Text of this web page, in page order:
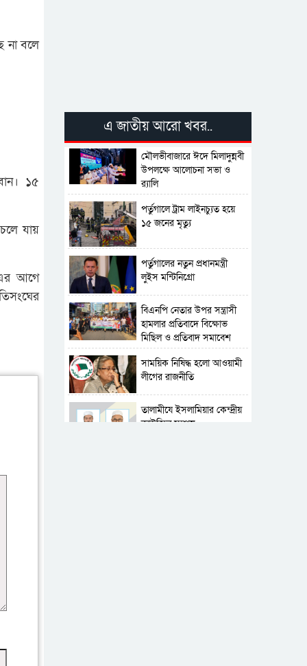
না বলে
১৫
যায়
এর আগে
এ জাতীয় আরো খবর..
মৌলভীবাজারে ঈদে মিলাদুন্নবী
উপলক্ষে আলোচনা সভা ও
র‍্যালি
পর্তুগালে ট্রাম লাইনচ্যুত হয়ে
১৫ জনের মৃত্যু
পর্তুগালের নতুন প্রধানমন্ত্রী
লুইস মন্টিনিগ্রো
বিএনপি নেতার উপর সন্ত্রাসী
হামলার প্রতিবাদে বিক্ষোভ
মিছিল ও প্রতিবাদ সমাবেশ
সাময়িক নিষিদ্ধ হলো আওয়ামী
লীগের রাজনীতি
‎তালামীযে ইসলামিয়ার কেন্দ্রীয়
কাউন্সিল সম্পন্ন